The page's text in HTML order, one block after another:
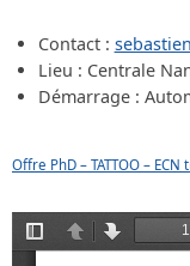
Contact :
Lieu : Centrale
Démarrage :
Offre PhD – TATTOO – ECN